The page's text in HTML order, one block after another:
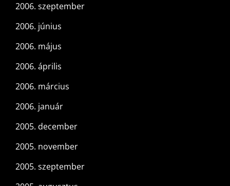
2006. szeptember
2006. június
2006. május
2006. április
2006. március
2006. január
2005. december
2005. november
2005. szeptember